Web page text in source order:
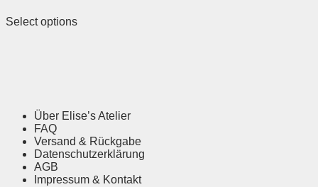
Select options
Über Elise’s Atelier
FAQ
Versand & Rückgabe
Datenschutzerklärung
AGB
Impressum & Kontakt